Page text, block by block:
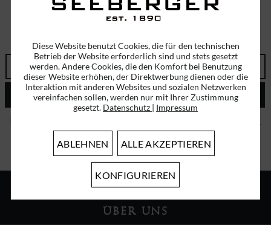
ABONNIEREN SIE UNSEREN NEWSLETTER!
ABSENDEN
ÜBER UNS
Diese Website benutzt Cookies, die für den technischen
Betrieb der Website erforderlich sind und stets gesetzt
werden. Andere Cookies, die den Komfort bei Benutzung
dieser Website erhöhen, der Direktwerbung dienen oder die
Interaktion mit anderen Websites und sozialen Netzwerken
vereinfachen sollen, werden nur mit Ihrer Zustimmung
gesetzt. Datenschutz | Impressum
ABLEHNEN ALLE AKZEPTIEREN
KONFIGURIEREN